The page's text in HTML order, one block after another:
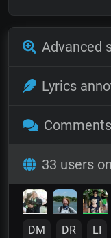
Advanced
Lyrics
Comments
33 users
DM DR LI